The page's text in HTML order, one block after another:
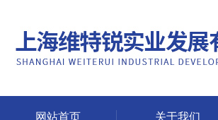
网站首页 关于我们